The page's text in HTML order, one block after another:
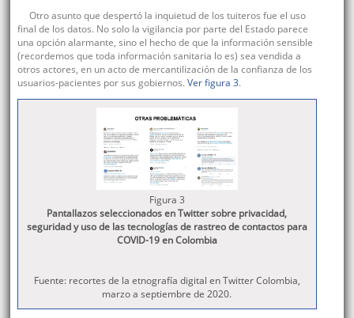
Otro asunto que despertó la inquietud de los tuiteros fue el uso
final de los datos. No solo la vigilancia por parte del Estado parece
una opción alarmante, sino el hecho de que la información sensible
(recordemos que toda información sanitaria lo es) sea vendida a
otros actores, en un acto de mercantilización de la confianza de los
usuarios-pacientes por sus gobiernos. Ver figura 3.
Figura 3
Pantallazos seleccionados en Twitter sobre privacidad,
seguridad y uso de las tecnologías de rastreo de contactos para
COVID-19 en Colombia
Fuente: recortes de la etnografía digital en Twitter Colombia,
marzo a septiembre de 2020.